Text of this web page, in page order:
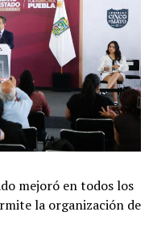
mejoró en todos los
la organización de